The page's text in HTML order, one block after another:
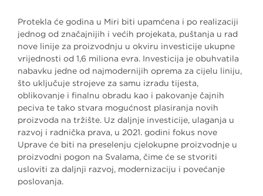
Protekla će godina u Miri biti upamćena i po realizaciji
jednog od značajnijih i većih projekata, puštanja u rad
nove linije za proizvodnju u okviru investicije ukupne
vrijednosti od 1,6 miliona evra. Investicija je obuhvatila
nabavku jedne od najmodernijih oprema za cijelu liniju,
što uključuje strojeve za samu izradu tijesta,
oblikovanje i finalnu obradu kao i pakovanje čajnih
peciva te tako stvara mogućnost plasiranja novih
proizvoda na tržište. Uz daljnje investicije, ulaganja u
razvoj i radnička prava, u 2021. godini fokus nove
Uprave će biti na preselenju cjelokupne proizvodnje u
proizvodni pogon na Svalama, čime će se stvoriti
usloviti za daljnji razvoj, modernizaciju i povećanje
poslovanja.